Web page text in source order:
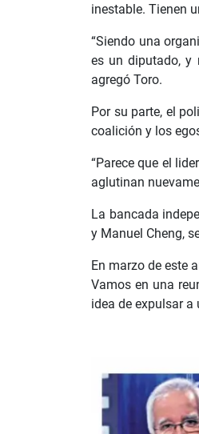
inestable. Tienen
“Siendo una
es un diputado, y
agregó Toro.
Por su parte, el
coalición y los
“Parece que el
aglutinan
La bancada
y Manuel Cheng,
En marzo de este
Vamos en una
idea de expulsar a